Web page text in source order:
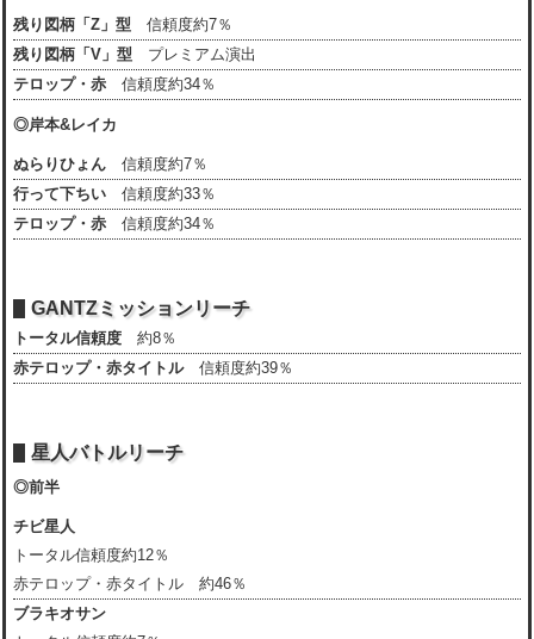
残り図柄「Z」型 信頼度約7％
残り図柄「V」型 プレミアム演出
テロップ・赤 信頼度約34％
◎岸本&レイカ
ぬらりひょん 信頼度約7％
行って下ちい 信頼度約33％
テロップ・赤 信頼度約34％
GANTZミッションリーチ
トータル信頼度 約8％
赤テロップ・赤タイトル信頼度約39％
星人バトルリーチ
◎前半
チビ星人
トータル信頼度約12％
赤テロップ・赤タイトル 約46％
ブラキオサン